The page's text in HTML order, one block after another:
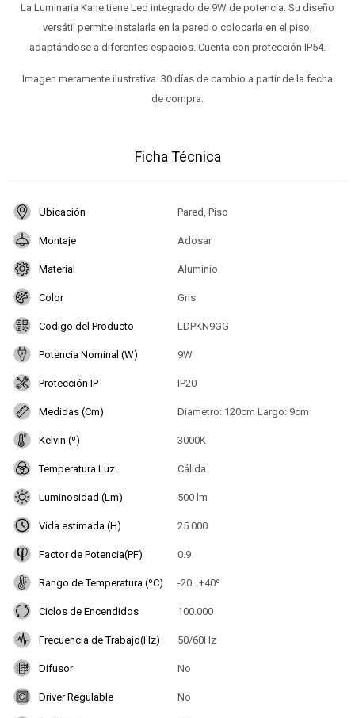
La Luminaria Kane tiene Led integrado de 9W de potencia. Su diseño
versátil permite instalarla en la pared o colocarla en el piso,
adaptándose a diferentes espacios. Cuenta con protección IP54.
Imagen meramente ilustrativa. 30 días de cambio a partir de la fecha
de compra.
Ficha Técnica
Ubicación Pared, Piso
Montaje Adosar
Material Aluminio
Color Gris
Codigo del Producto LDPKN9GG
Potencia Nominal (W) 9W
Protección IP IP20
Medidas (Cm) Diametro: 120cm Largo: 9cm
Kelvin (º) 3000K
Temperatura Luz Cálida
Luminosidad (Lm) 500 lm
Vida estimada (H) 25.000
Factor de Potencia(PF) 0.9
Rango de Temperatura (ºC) -20...+40º
Ciclos de Encendidos 100.000
Frecuencia de Trabajo(Hz) 50/60Hz
Difusor No
Driver Regulable No